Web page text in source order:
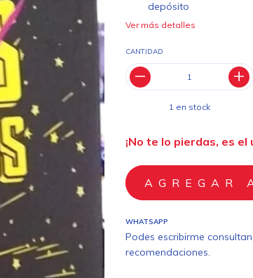
depósito
Ver más detalles
CANTIDAD
1 en stock
¡No te lo pierdas, es el
WHATSAPP
Podes escribirme
recomendaciones.